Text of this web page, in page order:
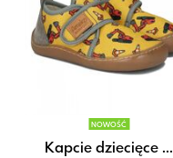
NOWOŚĆ
Kapcie dziecięce ...